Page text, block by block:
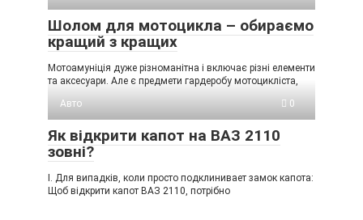
Шолом для мотоцикла – обираємо
кращий з кращих
Мотоамуніція дуже різноманітна і включає різні елементи
та аксесуари. Але є предмети гардеробу мотоцикліста,
Авто
0
Як відкрити капот на ВАЗ 2110
зовні?
I. Для випадків, коли просто подклинивает замок капота:
Щоб відкрити капот ВАЗ 2110, потрібно